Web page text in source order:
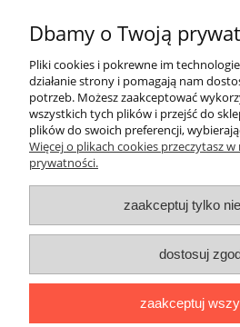
do koszyka
Pomoc
Moje konto
Informacje
O nas
Dbamy o Twoją
Pliki cookies i pokrewne im
działanie strony i pomagają nam
potrzeb. Możesz zaakceptować
wszystkich tych plików i przejść do
plików do swoich preferencji,
Więcej o plikach cookies przeczytasz w
prywatności.
zaakceptuj tylko
dostosuj
zaakceptuj